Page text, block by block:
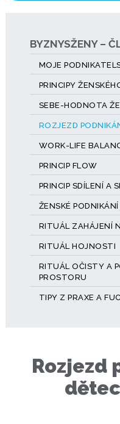
BYZNYSŽENY –
MOJE
PRINCIPY
SEBE-HODNOTA
ROZJEZD
WORK-LIFE
PRINCIP FLOW
PRINCIP SDÍLENÍ A
ŽENSKÉ
RITUÁL ZAHÁJENÍ
RITUÁL HOJNOSTI
RITUÁL OČISTY A
PROSTORU
TIPY Z PRAXE A
Rozjezd